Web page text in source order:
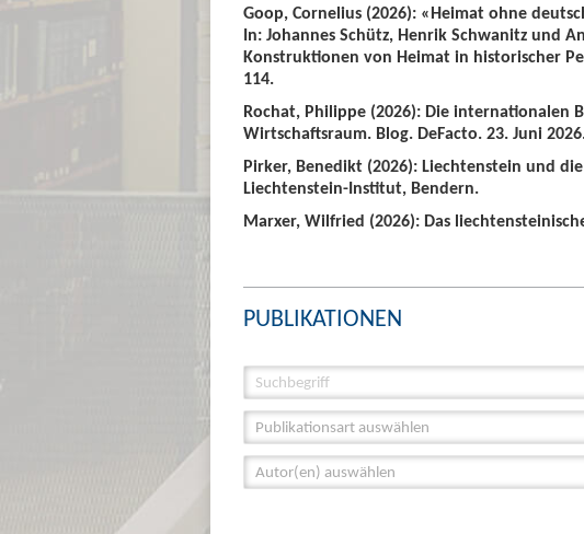
Goop, Cornelius (2026): «Heimat ohne
In: Johannes Schütz, Henrik Schwanitz und
Konstruktionen von Heimat in historischer
114.
Rochat, Philippe (2026): Die internationalen
Wirtschaftsraum. Blog. DeFacto. 23. Juni
Pirker, Benedikt (2026): Liechtenstein und
Liechtenstein-Institut, Bendern.
Marxer, Wilfried (2026): Das
PUBLIKATIONEN
Publikationsart auswählen
Autor(en) auswählen